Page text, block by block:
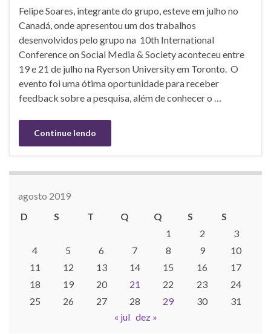
Felipe Soares, integrante do grupo, esteve em julho no
Canadá, onde apresentou um dos trabalhos
desenvolvidos pelo grupo na 10th International
Conference on Social Media & Society aconteceu entre
19 e 21 de julho na Ryerson University em Toronto. O
evento foi uma ótima oportunidade para receber
feedback sobre a pesquisa, além de conhecer o …
Continue lendo
agosto 2019
D
S T Q Q S
S
1
2
3
4
5 6 7 8 9
10
11
12 13 14 15 16
17
18
19 20 21 22 23
24
25
26 27 28 29 30
31
« jul dez »